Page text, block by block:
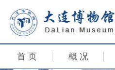
首 页 概 况